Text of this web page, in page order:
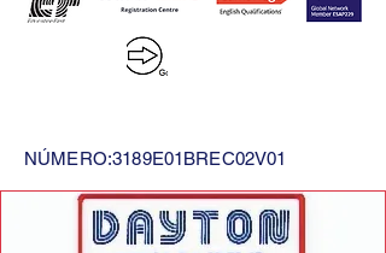
NÚMERO:3189E01BREC02V01